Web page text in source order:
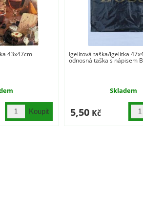
43x47cm Igelitová taška/igelitka
odnosná taška s nápisem
Skladem
5,50 Kč